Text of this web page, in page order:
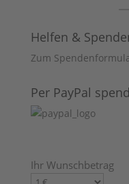
Helfen &
Zum
Per PayPal
Ihr Wunschbetrag